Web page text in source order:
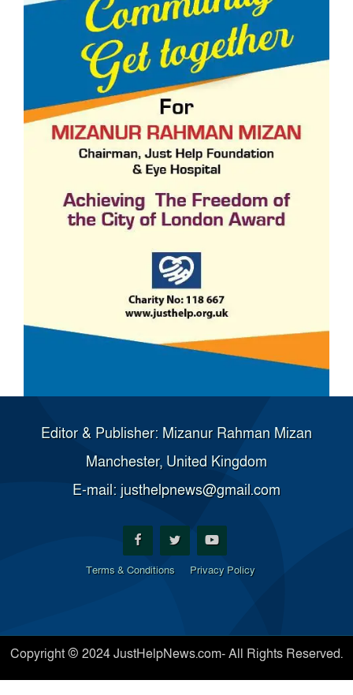
Editor & Publisher: Mizanur Rahman Mizan
Manchester, United Kingdom
E-mail: justhelpnews@gmail.com
Terms & Conditions Privacy Policy
Copyright © 2024 JustHelpNews.com- All Rights Reserved.